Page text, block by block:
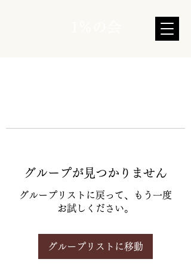
グループが見つかりません
グループリストに戻って、もう一度
お試しください。
グループリストに移動